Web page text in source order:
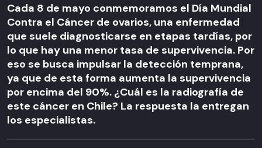
Cada 8 de mayo conmemoramos el Día Mundial
Contra el Cáncer de ovarios, una enfermedad
que suele diagnosticarse en etapas tardías, por
lo que hay una menor tasa de supervivencia. Por
eso se busca impulsar la detección temprana,
ya que de esta forma aumenta la supervivencia
por encima del 90%. ¿Cuál es la radiografía de
este cáncer en Chile? La respuesta la entregan
los especialistas.